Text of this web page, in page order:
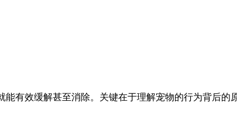
有效缓解甚至消除。关键在于理解宠物的行为背后